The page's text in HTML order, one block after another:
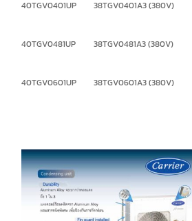
40TGV0401UP 38TGV0401A3 (380V)
40TGV0481UP
38TGV0481A3 (380V)
40TGV0601UP
38TGV0601A3 (380V)